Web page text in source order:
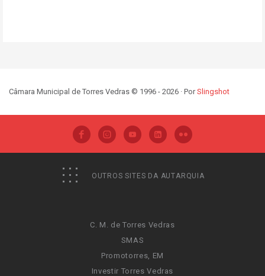
Câmara Municipal de Torres Vedras © 1996 - 2026 · PorSlingshot
OUTROS SITES DA AUTARQUIA
C. M. de Torres Vedras
SMAS
Promotorres, EM
Investir Torres Vedras